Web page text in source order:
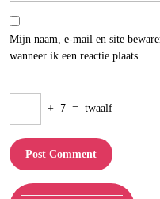
Mijn naam, e-mail en site
wanneer ik een reactie plaats.
+ 7 = twaalf
Berichtnavigatie